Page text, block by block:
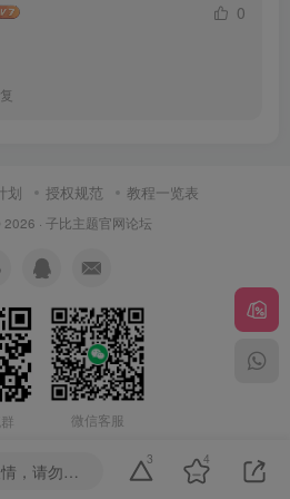
0
划 授权规范 教程一览表
· 子比主题官网论坛
微信客服
友好交流，请勿发纯表情，请勿灌水，违者封号喔
3 4